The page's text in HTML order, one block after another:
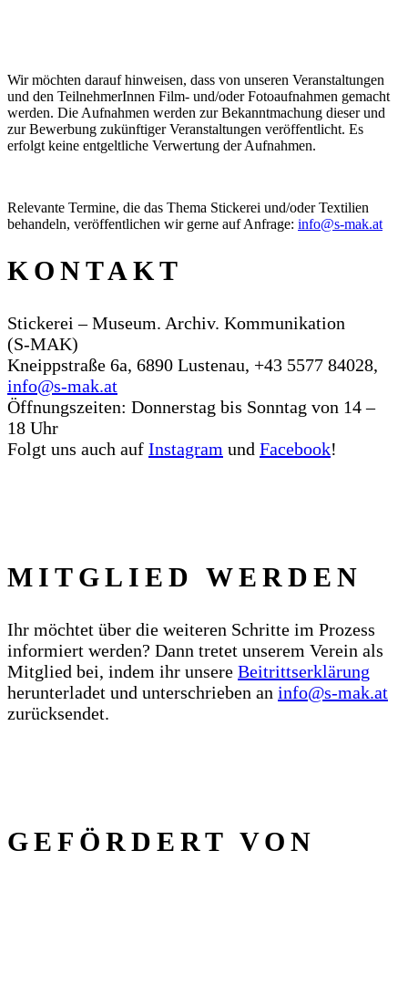
Wir möchten darauf hinweisen, dass von unseren Veranstaltungen
und den TeilnehmerInnen Film- und/oder Fotoaufnahmen gemacht
werden. Die Aufnahmen werden zur Bekanntmachung dieser und
zur Bewerbung zukünftiger Veranstaltungen veröffentlicht. Es
erfolgt keine entgeltliche Verwertung der Aufnahmen.
Relevante Termine, die das Thema Stickerei und/oder Textilien
behandeln, veröffentlichen wir gerne auf Anfrage: info@s‑mak.at
KONTAKT
Stickerei – Museum. Archiv. Kommunikation
(S‑MAK)
Kneippstraße 6a, 6890 Lustenau, +43 5577 84028,
info@s‑mak.at
Öffnungszeiten: Donnerstag bis Sonntag von 14 –
18 Uhr
Folgt uns auch auf Instagram und Facebook!
MITGLIED WERDEN
Ihr möchtet über die weiteren Schritte im Prozess
informiert werden? Dann tretet unserem Verein als
Mitglied bei, indem ihr unsere Beitrittserklärung
herunterladet und unterschrieben an info@s‑mak.at
zurücksendet.
GEFÖRDERT VON